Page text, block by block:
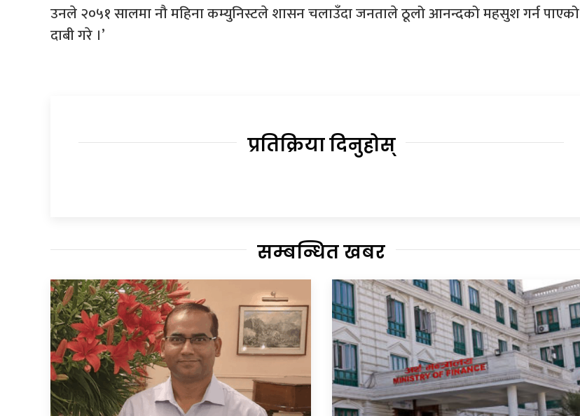
उनले २०५१ सालमा नौ महिना कम्युनिस्टले शासन चलाउँदा जनताले ठूलो आनन्दको महसुश गर्न पाएको
दाबी गरे ।’
प्रतिक्रिया दिनुहोस्
सम्बन्धित खबर